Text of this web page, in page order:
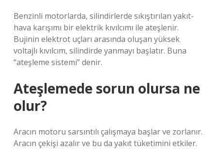
Benzinli motorlarda, silindirlerde sıkıştırılan yakıt-
hava karışımı bir elektrik kıvılcımı ile ateşlenir.
Bujinin elektrot uçları arasında oluşan yüksek
voltajlı kıvılcım, silindirde yanmayı başlatır. Buna
“ateşleme sistemi” denir.
Ateşlemede sorun olursa ne
olur?
Aracın motoru sarsıntılı çalışmaya başlar ve zorlanır.
Aracın çekişi azalır ve bu da yakıt tüketimini etkiler.